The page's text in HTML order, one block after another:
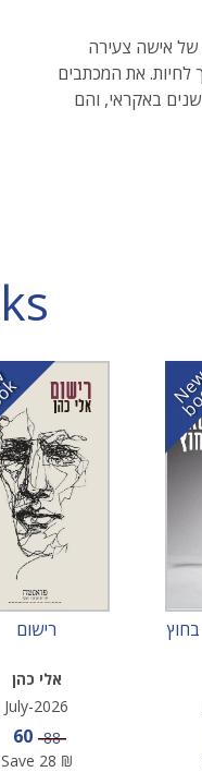
של אישה צעירה
לחיות. את המכתבים
באקראי, והם
רישום
אלי כהן
July-2026
Sale price
60 Price
88
Save 28 ₪